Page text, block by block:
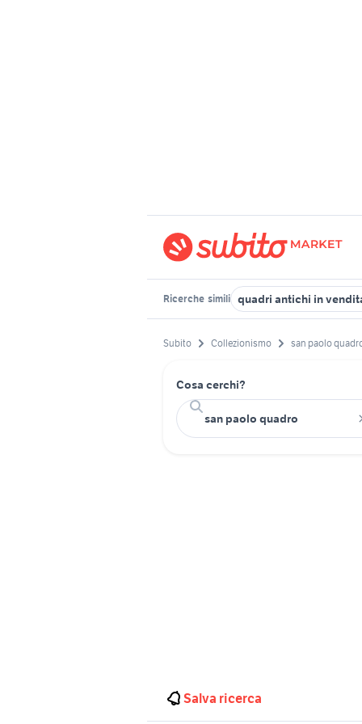
Ricerche simili quadri antichi in
Subito Collezionismo san paolo
Cosa cerchi?
Salva ricerca